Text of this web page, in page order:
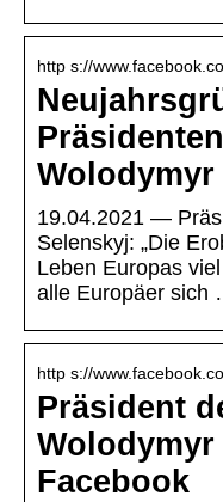
http s://
19.04.2021 —
Selenskyj: „Die
Leben Europas
alle Europäer sich
http s://
Präsident
Facebook